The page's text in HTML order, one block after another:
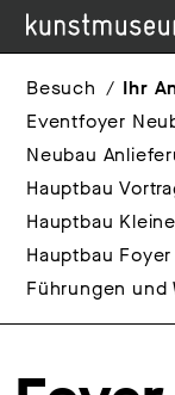
Besuch
Ihr
Eventfoyer
Neubau
Hauptbau
Hauptbau
Hauptbau Foyer
Führungen und